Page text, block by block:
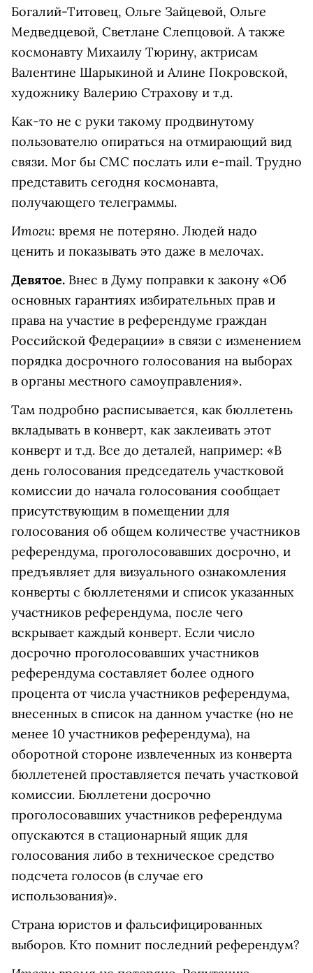
Богалий-Титовец, Ольге Зайцевой, Ольге
Медведцевой, Светлане Слепцовой. А также
космонавту Михаилу Тюрину, актрисам
Валентине Шарыкиной и Алине Покровской,
художнику Валерию Страхову и т.д.
Как-то не с руки такому продвинутому
пользователю опираться на отмирающий вид
связи. Мог бы СМС послать или e-mail. Трудно
представить сегодня космонавта,
получающего телеграммы.
Итоги: время не потеряно. Людей надо
ценить и показывать это даже в мелочах.
Девятое. Внес в Думу поправки к закону «Об
основных гарантиях избирательных прав и
права на участие в референдуме граждан
Российской Федерации» в связи с изменением
порядка досрочного голосования на выборах
в органы местного самоуправления».
Там подробно расписывается, как бюллетень
вкладывать в конверт, как заклеивать этот
конверт и т.д. Все до деталей, например: «В
день голосования председатель участковой
комиссии до начала голосования сообщает
присутствующим в помещении для
голосования об общем количестве участников
референдума, проголосовавших досрочно, и
предъявляет для визуального ознакомления
конверты с бюллетенями и список указанных
участников референдума, после чего
вскрывает каждый конверт. Если число
досрочно проголосовавших участников
референдума составляет более одного
процента от числа участников референдума,
внесенных в список на данном участке (но не
менее 10 участников референдума), на
оборотной стороне извлеченных из конверта
бюллетеней проставляется печать участковой
комиссии. Бюллетени досрочно
проголосовавших участников референдума
опускаются в стационарный ящик для
голосования либо в техническое средство
подсчета голосов (в случае его
использования)».
Страна юристов и фальсифицированных
выборов. Кто помнит последний референдум?